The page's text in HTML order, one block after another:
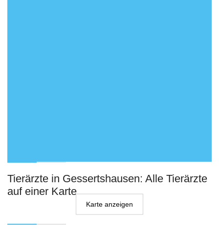
Tierärzte in Gessertshausen: Alle Tierärzte
auf einer Karte
Karte anzeigen